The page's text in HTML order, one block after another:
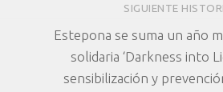
SIGUIENTE
Estepona se suma un año
solidaria ‘Darkness into
sensibilización y